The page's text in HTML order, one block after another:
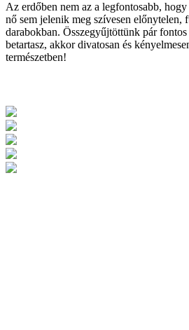
Az erdőben nem az a legfontosabb,
nő sem jelenik meg szívesen előnytelen,
darabokban. Összegyűjtöttünk pár
betartasz, akkor divatosan és
természetben!